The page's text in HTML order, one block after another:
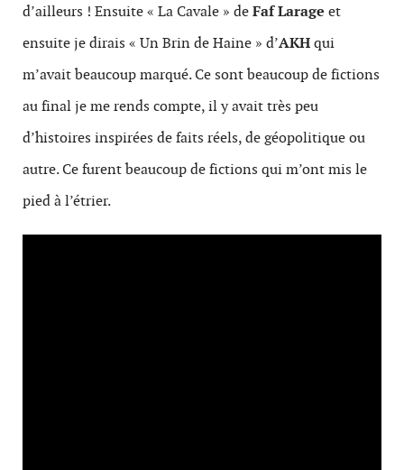
d’ailleurs ! Ensuite « La Cavale » deFaf Larage et
ensuite je dirais « Un Brin de Haine » d’AKHqui
m’avait beaucoup marqué. Ce sont beaucoup de fictions
au final je me rends compte, il y avait très peu
d’histoires inspirées de faits réels, de géopolitique ou
autre. Ce furent beaucoup de fictions qui m’ont mis le
pied à l’étrier.